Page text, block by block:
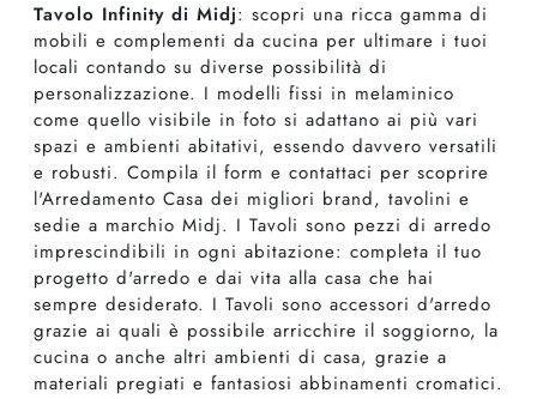
Tavolo Infinity di Midj: scopri una ricca gamma di
mobili e complementi da cucina per ultimare i tuoi
locali contando su diverse possibilità di
personalizzazione. I modelli fissi in melaminico
come quello visibile in foto si adattano ai più vari
spazi e ambienti abitativi, essendo davvero versatili
e robusti. Compila il form e contattaci per scoprire
l'Arredamento Casa dei migliori brand, tavolini e
sedie a marchio Midj. I Tavoli sono pezzi di arredo
imprescindibili in ogni abitazione: completa il tuo
progetto d'arredo e dai vita alla casa che hai
sempre desiderato. I Tavoli sono accessori d'arredo
grazie ai quali è possibile arricchire il soggiorno, la
cucina o anche altri ambienti di casa, grazie a
materiali pregiati e fantasiosi abbinamenti cromatici.